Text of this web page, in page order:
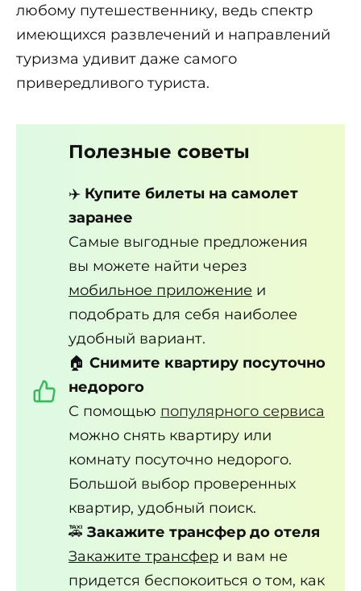
любому путешественнику, ведь спектр
имеющихся развлечений и направлений
туризма удивит даже самого
привередливого туриста.
Полезные советы
✈️ Купите билеты на самолет
заранее
Самые выгодные предложения
вы можете найти через
мобильное приложение и
подобрать для себя наиболее
удобный вариант.
🏠 Снимите квартиру посуточно
недорого
С помощью популярного сервиса
можно снять квартиру или
комнату посуточно недорого.
Большой выбор проверенных
квартир, удобный поиск.
🚕 Закажите трансфер до отеля
Закажите трансфер и вам не
придется беспокоиться о том, как